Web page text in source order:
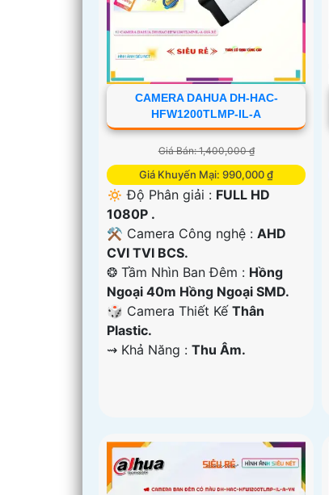
CAMERA DAHUA DH-HAC-
HFW1200TLMP-IL-A
Giá Bán: 1,400,000 ₫
Giá Khuyến Mại: 990,000 ₫
🔅 Độ Phân giải : FULL HD
1080P .
⚒ Camera Công nghệ : AHD
CVI TVI BCS.
❂ Tầm Nhìn Ban Đêm : Hồng
Ngoại 40m Hồng Ngoại SMD.
🎲 Camera Thiết Kế Thân
Plastic.
️⇝ Khả Năng : Thu Âm.